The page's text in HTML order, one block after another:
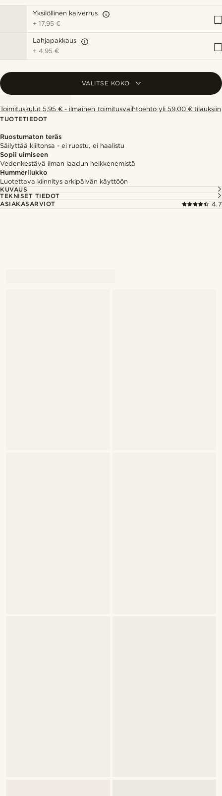
Yksilöllinen kaiverrus
+17,95 €
Lahjapakkaus
+4,95 €
VALITSE KOKO
Toimituskulut 5,95 € - ilmainen toimitusvaihtoehto yli 59,00 € tilauksiin
TUOTETIEDOT
Ruostumaton teräs
Säilyttää kiiltonsa - ei ruostu, ei haalistu
Sopii uimiseen
Vedenkestävä ilman laadun heikkenemistä
Hummerilukko
Luotettava kiinnitys arkipäivän käyttöön
KUVAUS
TEKNISET TIEDOT
ASIAKASARVIOT
4.7